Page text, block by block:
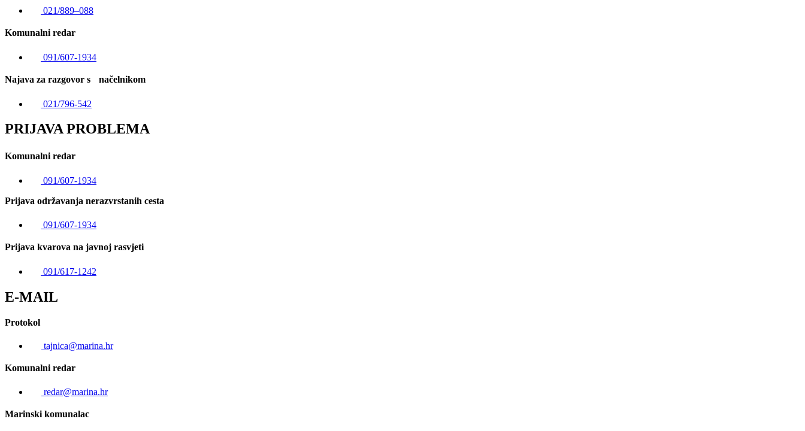
021/889–088
Komunalni redar
091/607-1934
Najava za razgovor s načelnikom
021/796-542
PRIJAVA PROBLEMA
Komunalni redar
091/607-1934
Prijava održavanja nerazvrstanih cesta
091/607-1934
Prijava kvarova na javnoj rasvjeti
091/617-1242
E-MAIL
Protokol
tajnica@marina.hr
Komunalni redar
redar@marina.hr
Marinski komunalac